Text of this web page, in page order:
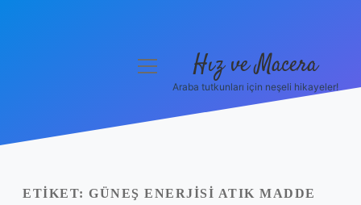
Yasal Uyarı
menüyü
Hız ve Macera
Araba tutkunları için neşeli hikayeler!
ETIKET: GÜNEŞ ENERJISI ATIK MADDE